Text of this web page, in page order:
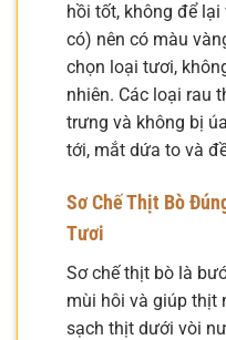
hồi tốt, không để
có) nên có màu
chọn loại tươi,
nhiên. Các loại rau
trưng và không bị
tới, mắt dứa to và
Sơ Chế Thịt Bò
Tươi
Sơ chế thịt bò là
mùi hôi và giúp thịt
sạch thịt dưới vòi